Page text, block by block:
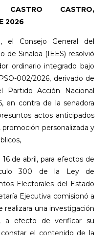
CASTRO CASTRO,
2026
el Consejo General del
de Sinaloa (IEES) resolvió
ordinario integrado bajo
002/2026, derivado de
Partido Acción Nacional
en contra de la senadora
actos anticipados
personalizada y
de abril, para efectos de
300 de la Ley de
Electorales del Estado
Ejecutiva comisionó a
realizara una investigación
a efecto de verificar su
el contenido de la